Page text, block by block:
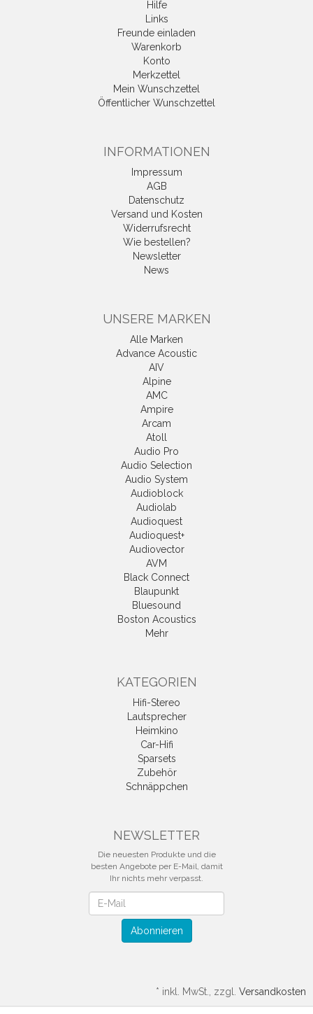
Hilfe
Links
Freunde einladen
Warenkorb
Konto
Merkzettel
Mein Wunschzettel
Öffentlicher Wunschzettel
INFORMATIONEN
Impressum
AGB
Datenschutz
Versand und Kosten
Widerrufsrecht
Wie bestellen?
Newsletter
News
UNSERE MARKEN
Alle Marken
Advance Acoustic
AIV
Alpine
AMC
Ampire
Arcam
Atoll
Audio Pro
Audio Selection
Audio System
Audioblock
Audiolab
Audioquest
Audioquest+
Audiovector
AVM
Black Connect
Blaupunkt
Bluesound
Boston Acoustics
Mehr
KATEGORIEN
Hifi-Stereo
Lautsprecher
Heimkino
Car-Hifi
Sparsets
Zubehör
Schnäppchen
NEWSLETTER
Die neuesten Produkte und die
besten Angebote per E-Mail, damit
Ihr nichts mehr verpasst.
Abonnieren
* inkl. MwSt., zzgl. Versandkosten